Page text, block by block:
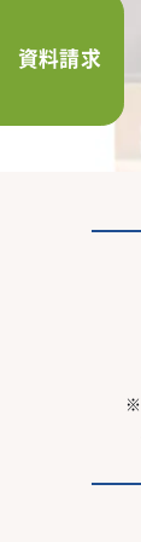
資料請求